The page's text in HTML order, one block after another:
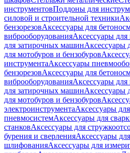
инструментовПоддоны для
силовой и строительной техники
бензорезовАксессуары для
виброоборудованияАксессуары для
для затирочных машинАксессуары
для мотобуров и бензобуров
инструментаАксессуары
бензорезовАксессуары для
виброоборудованияАксессуары для
для затирочных машинАксессуары
для мотобуров и бензобуров
электроинструментаАксессуары
пневмосистемАксессуары для
станковАксессуары для
бурения и сверленияАксессуары
шлифованияАксессуары для